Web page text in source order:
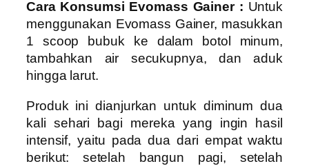
Cara Konsumsi Evomass Gainer : Untuk
menggunakan Evomass Gainer, masukkan
1 scoop bubuk ke dalam botol minum,
tambahkan air secukupnya, dan aduk
hingga larut.
Produk ini dianjurkan untuk diminum dua
kali sehari bagi mereka yang ingin hasil
intensif, yaitu pada dua dari empat waktu
berikut: setelah bangun pagi, setelah